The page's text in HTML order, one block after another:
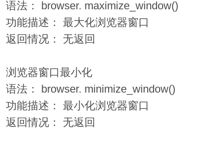
语法： browser. maximize_window()
功能描述： 最大化浏览器窗口
返回情况： 无返回
浏览器窗口最小化
语法： browser. minimize_window()
功能描述： 最小化浏览器窗口
返回情况： 无返回